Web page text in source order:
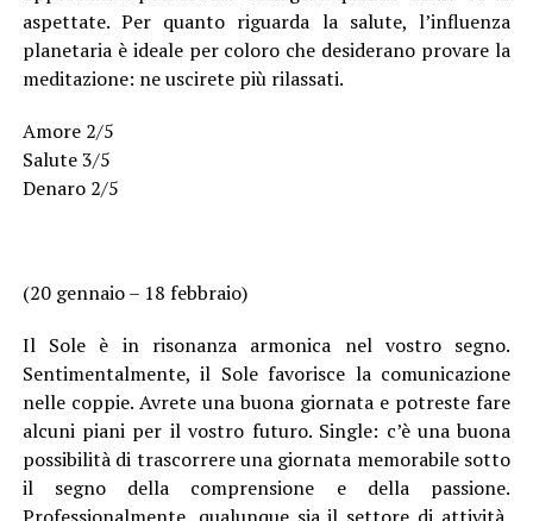
aspettate. Per quanto riguarda la salute, l’influenza
planetaria è ideale per coloro che desiderano provare la
meditazione: ne uscirete più rilassati.
Amore 2/5
Salute 3/5
Denaro 2/5
(20 gennaio – 18 febbraio)
Il Sole è in risonanza armonica nel vostro segno.
Sentimentalmente, il Sole favorisce la comunicazione
nelle coppie. Avrete una buona giornata e potreste fare
alcuni piani per il vostro futuro. Single: c’è una buona
possibilità di trascorrere una giornata memorabile sotto
il segno della comprensione e della passione.